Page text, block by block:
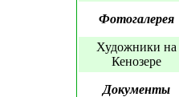
Фотогалерея
Художники на
Кенозере
Документы